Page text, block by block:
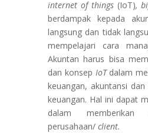
internet of things(IoT),
berdampak kepada
langsung dan tidak
mempelajari cara
Akuntan harus bisa
dan konsep IoT dalam
keuangan, akuntansi
keuangan. Hal ini dapat
dalam memberikan
perusahaan/ client.